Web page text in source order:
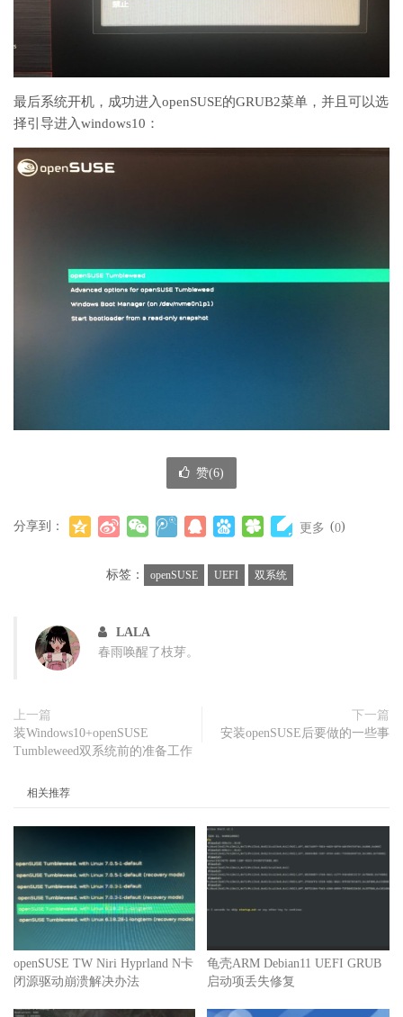
最后系统开机，成功进入openSUSE的GRUB2菜单，并且可以选
择引导进入windows10：
赞(6)
分享到： 更多 (0)
标签： openSUSE UEFI 双系统
LALA
春雨唤醒了枝芽。
上一篇
装Windows10+openSUSE
Tumbleweed双系统前的准备工作
下一篇
安装openSUSE后要做的一些事
相关推荐
openSUSE TW Niri Hyprland N卡
闭源驱动崩溃解决办法
龟壳ARM Debian11 UEFI GRUB
启动项丢失修复